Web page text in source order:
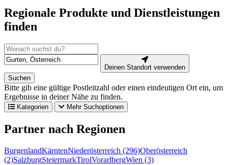
Regionale Produkte und Dienstleistungen
finden
Deinen Standort verwenden
Suchen
Bitte gib eine gültige Postleitzahl oder einen eindeutigen Ort ein, um
Ergebnisse in deiner Nähe zu finden.
Kategorien Mehr Suchoptionen
Partner nach Regionen
BurgenlandKärntenNiederösterreich (296)Oberösterreich
(2)SalzburgSteiermarkTirolVorarlbergWien (3)